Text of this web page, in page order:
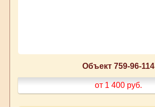
Объект 759-96-114
от 1 400 руб.